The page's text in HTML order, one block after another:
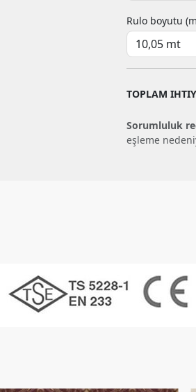
Rulo boyutu
TOPLAM
Sorumluluk
eşleme